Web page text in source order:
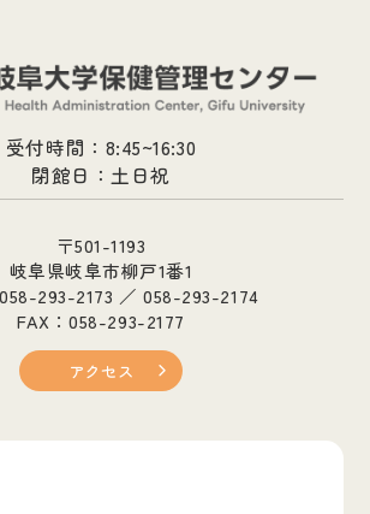
受付時間：8:45~16:30
閉館日：土日祝
〒501-1193
岐阜県岐阜市柳戸1番1
293-2173 ／ 058-293-2174
FAX：058-293-2177
アクセス